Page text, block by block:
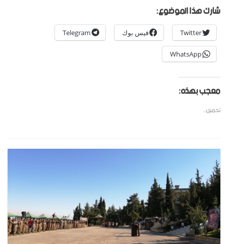
شارك هذا الموضوع:
Twitter فيس بوك Telegram
WhatsApp
معجب بهذه:
تحميل...